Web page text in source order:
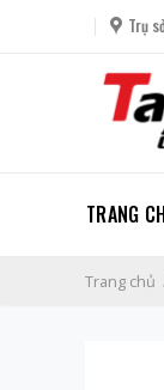
Trụ
TRANG
Trang chủ